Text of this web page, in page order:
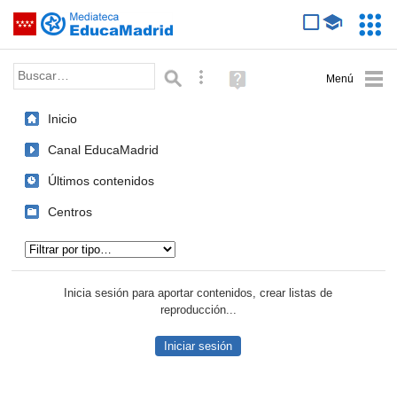
Saltar navegación
Palabra o frase: Búsqueda avanzada
Ayuda
(en
Inicio
Canal EducaMadrid
Últimos contenidos
Centros
Inicia sesión para aportar contenidos, crear listas de
reproducción...
Iniciar sesión